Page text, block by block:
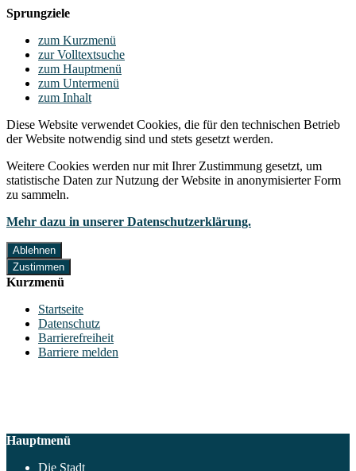
Sprungziele
zum Kurzmenü
zur Volltextsuche
zum Hauptmenü
zum Untermenü
zum Inhalt
Diese Website verwendet Cookies, die für den technischen Betrieb
der Website notwendig sind und stets gesetzt werden.
Weitere Cookies werden nur mit Ihrer Zustimmung gesetzt, um
statistische Daten zur Nutzung der Website in anonymisierter Form
zu sammeln.
Mehr dazu in unserer Datenschutzerklärung.
Ablehnen
Zustimmen
Kurzmenü
Startseite
Datenschutz
Barrierefreiheit
Barriere melden
Hauptmenü
Die Stadt